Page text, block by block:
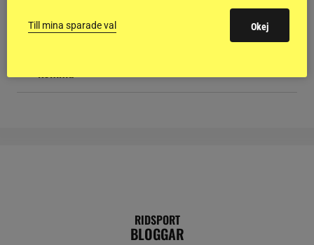
Ryttare förd till sjukhus efter fall på SM
RIDSPORT
BLOGGAR
Till mina sparade val Okej